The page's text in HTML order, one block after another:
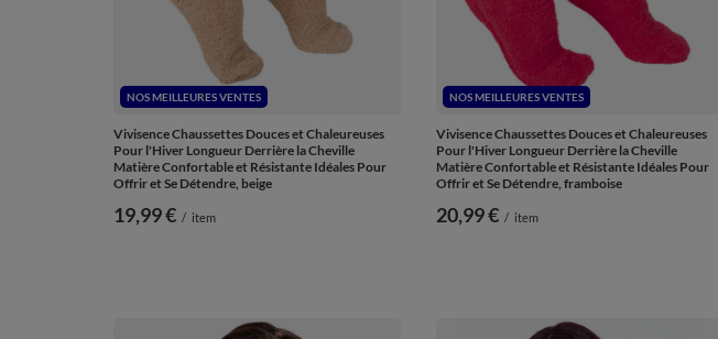
NOS MEILLEURES VENTES
Vivisence Chaussettes Douces et Chaleureuses
Pour l'Hiver Longueur Derrière la Cheville
Matière Confortable et Résistante Idéales Pour
Offrir et Se Détendre, beige
19,99 € / item
NOS MEILLEURES VENTES
Vivisence Chaussettes Douces et Chaleureuses
Pour l'Hiver Longueur Derrière la Cheville
Matière Confortable et Résistante Idéales Pour
Offrir et Se Détendre, framboise
20,99 € / item